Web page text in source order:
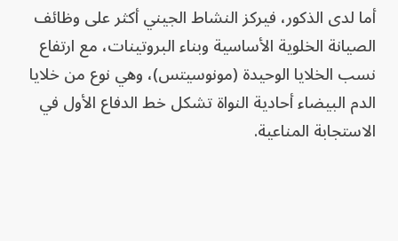
أما لدى الذكور، فيركز النشاط الجيني أكثر على ⁠وظائف
الصيانة الخلوية الأساسية وبناء البروتينات، مع ارتفاع ​
نسب الخلايا الوحيدة (مونوسيتس)، وهي نوع من خلايا
الدم ⁠البيضاء ‌أحادية النواة تشكل خط الدفاع الأول في
الاستجابة المناعية.